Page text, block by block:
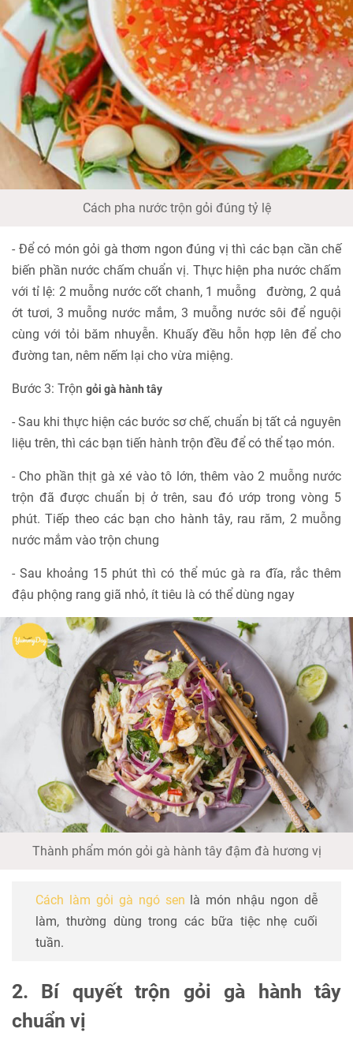
Cách pha nước trộn gỏi đúng tỷ lệ
- Để có món gỏi gà thơm ngon đúng vị thì các bạn cần chế
biến phần nước chấm chuẩn vị. Thực hiện pha nước chấm
với tỉ lệ: 2 muỗng nước cốt chanh, 1 muỗng đường, 2 quả
ớt tươi, 3 muỗng nước mắm, 3 muỗng nước sôi để nguội
cùng với tỏi băm nhuyễn. Khuấy đều hỗn hợp lên để cho
đường tan, nêm nếm lại cho vừa miệng.
Bước 3: Trộn gỏi gà hành tây
- Sau khi thực hiện các bước sơ chế, chuẩn bị tất cả nguyên
liệu trên, thì các bạn tiến hành trộn đều để có thể tạo món.
- Cho phần thịt gà xé vào tô lớn, thêm vào 2 muỗng nước
trộn đã được chuẩn bị ở trên, sau đó ướp trong vòng 5
phút. Tiếp theo các bạn cho hành tây, rau răm, 2 muỗng
nước mắm vào trộn chung
- Sau khoảng 15 phút thì có thể múc gà ra đĩa, rắc thêm
đậu phộng rang giã nhỏ, ít tiêu là có thể dùng ngay
Thành phẩm món gỏi gà hành tây đậm đà hương vị
Cách làm gỏi gà ngó sen là món nhậu ngon dễ
làm, thường dùng trong các bữa tiệc nhẹ cuối
tuần.
2. Bí quyết trộn gỏi gà hành tây
chuẩn vị